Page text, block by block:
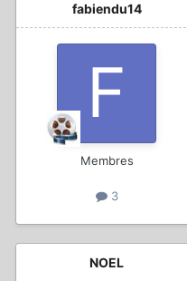
fabiendu14
Membres
3
NOEL